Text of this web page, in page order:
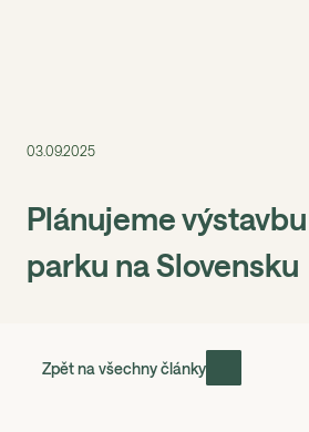
03.09.2025
Plánujeme
parku na Slovensku
Zpět na všechny články